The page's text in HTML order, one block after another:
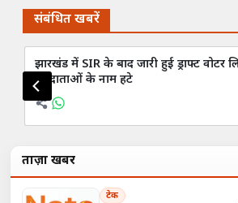
संबंधित खबरें
झारखंड में SIR के बाद जारी हुई ड्राफ्ट वोटर
मतदाताओं के नाम हटे
ताज़ा खबरें
टेक